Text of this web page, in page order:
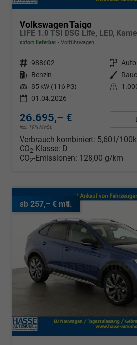
Volkswagen Taigo
sofort lieferbar Vorführwagen
Fahrzeugnr. 988602 Getriebe
Kraftstoff Benzin Außenfarbe
Leistung 85 kW (116 PS) Kilometerstand
01.04.2026
26.695,– €
incl. 19% MwSt.
Verbrauch kombiniert: 5,60 l/
CO2-Klasse: D
CO2-Emissionen: 128,00 g/km
ab 257,– € mtl.